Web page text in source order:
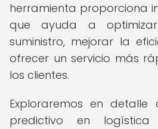
herramienta proporciona
que ayuda a
suministro, mejorar la
ofrecer un servicio más
los clientes.
Exploraremos en detalle
predictivo en